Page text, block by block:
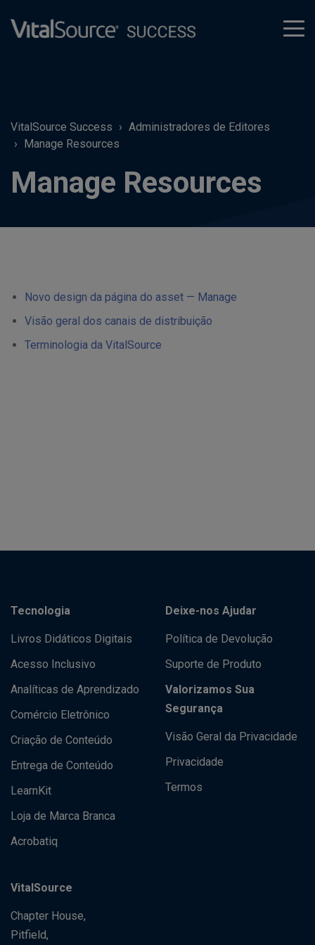
VitalSource Success
Administradores de Editores
Manage Resources
Manage Resources
Novo design da página do asset — Manage
Visão geral dos canais de distribuição
Terminologia da VitalSource
Tecnologia
Livros Didáticos Digitais
Acesso Inclusivo
Analíticas de Aprendizado
Comércio Eletrônico
Criação de Conteúdo
Entrega de Conteúdo
LearnKit
Loja de Marca Branca
Acrobatiq
Deixe-nos Ajudar
Política de Devolução
Suporte de Produto
Valorizamos Sua
Segurança
Visão Geral da Privacidade
Privacidade
Termos
VitalSource
Chapter House,
Pitfield,